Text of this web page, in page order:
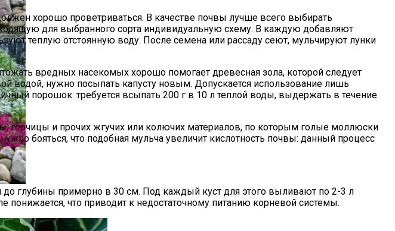
хорошо проветриваться. В качестве почвы лучше всего выбирать
для выбранного сорта индивидуальную схему. В каждую добавляют
теплую отстоянную воду. После семена или рассаду сеют, мульчируют лунки
вредных насекомых хорошо помогает древесная зола, которой следует
водой, нужно посыпать капусту новым. Допускается использование лишь
порошок: требуется всыпать 200 г в 10 л теплой воды, выдержать в течение
горчицы и прочих жгучих или колючих материалов, по которым голые моллюски
бояться, что подобная мульча увеличит кислотность почвы: данный процесс
глубины примерно в 30 см. Под каждый куст для этого выливают по 2-3 л
что приводит к недостаточному питанию корневой системы.